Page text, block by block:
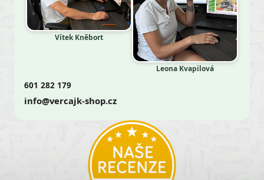
Vítek Kněbort
Leona Kvapilová
601 282 179
info@vercajk-shop.cz